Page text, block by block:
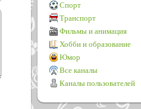
Спорт
Транспорт
Фильмы и анимация
Хобби и образование
Юмор
Все каналы
Каналы пользователей